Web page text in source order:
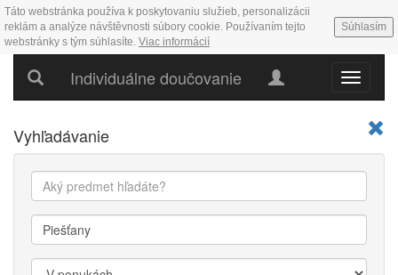
Táto webstránka používa k poskytovaniu služieb, personalizácii
reklám a analýze návštěvnosti súbory cookie. Používaním tejto
webstránky s tým súhlasíte. Viac informácií
Súhlasím
Hlavné
menu
Individuálne doučovanie
Vyhľadávanie